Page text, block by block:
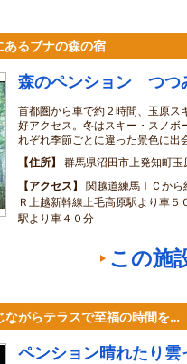
あるブナの森の宿
森のペンション つつ
首都圏から車で約２時間、玉原ス
好アクセス。冬はスキー・スノボ
れぞれ季節ごとに違った景色に出
住所
群馬県沼田市上発知町玉
アクセス
関越道練馬ＩＣか
Ｒ上越新幹線上毛高原駅より車５
駅より車４０分
この施
がらテラスで至福の時間を…
ペンション晴れたり雲